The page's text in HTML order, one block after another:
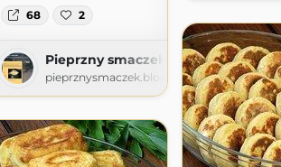
68 2
Pieprzny smaczek
pieprznysmaczek.blogspot.com